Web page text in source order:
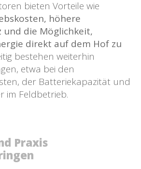
bieten Vorteile wie
höhere
und die Möglichkeit,
direkt auf dem Hof zu
bestehen weiterhin
etwa bei den
der Batteriekapazität und
im Feldbetrieb.
Praxis